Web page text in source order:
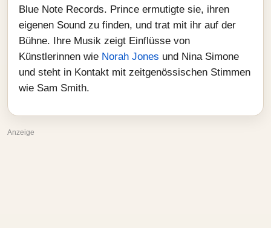
Blue Note Records. Prince ermutigte sie, ihren
eigenen Sound zu finden, und trat mit ihr auf der
Bühne. Ihre Musik zeigt Einflüsse von
Künstlerinnen wie Norah Jones und Nina Simone
und steht in Kontakt mit zeitgenössischen Stimmen
wie Sam Smith.
Anzeige